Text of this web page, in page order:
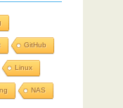
GitHub
Linux
NAS